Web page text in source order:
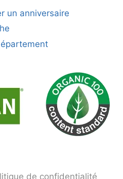
un anniversaire
de confidentialité